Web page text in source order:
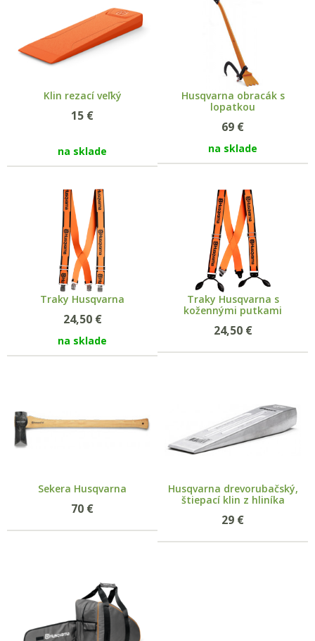
Klin rezací veľký
15 €
na sklade
Husqvarna obracák s
lopatkou
69 €
na sklade
Traky Husqvarna
24,50 €
na sklade
Traky Husqvarna s
kožennými putkami
24,50 €
Sekera Husqvarna
70 €
Husqvarna drevorubačský,
štiepací klin z hliníka
29 €